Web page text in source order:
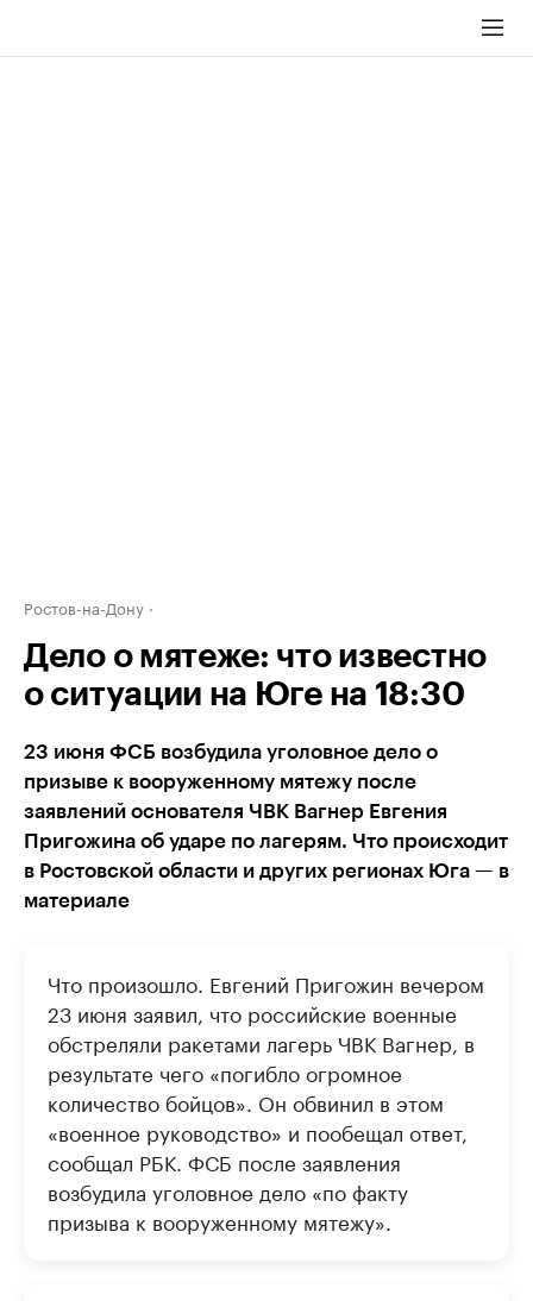
Ростов-на-Дону
Дело о мятеже: что известно
о ситуации на Юге на 18:30
23 июня ФСБ возбудила уголовное дело о
призыве к вооруженному мятежу после
заявлений основателя ЧВК Вагнер Евгения
Пригожина об ударе по лагерям. Что происходит
в Ростовской области и других регионах Юга — в
материале
Что произошло. Евгений Пригожин вечером
23 июня заявил, что российские военные
обстреляли ракетами лагерь ЧВК Вагнер, в
результате чего «погибло огромное
количество бойцов». Он обвинил в этом
«военное руководство» и пообещал ответ,
сообщал РБК. ФСБ после заявления
возбудила уголовное дело «по факту
призыва к вооруженному мятежу».